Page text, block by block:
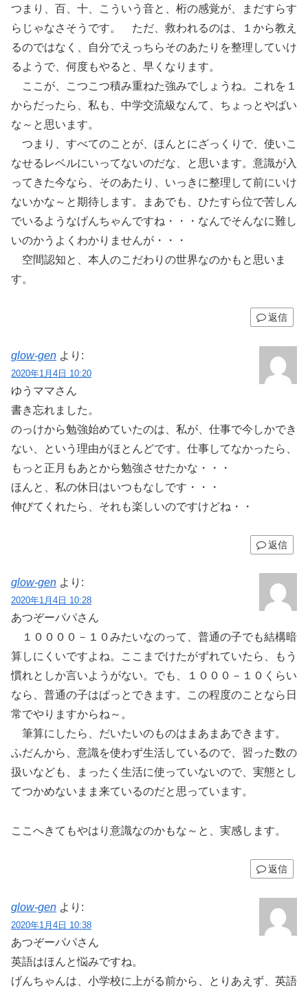
つまり、百、十、こういう音と、桁の感覚が、まだすらす
らじゃなさそうです。 ただ、救われるのは、１から教え
るのではなく、自分でえっちらそのあたりを整理していけ
るようで、何度もやると、早くなります。
ここが、こつこつ積み重ねた強みでしょうね。これを１
からだったら、私も、中学交流級なんて、ちょっとやばい
な～と思います。
つまり、すべてのことが、ほんとにざっくりで、使いこ
なせるレベルにいってないのだな、と思います。意識が入
ってきた今なら、そのあたり、いっきに整理して前にいけ
ないかな～と期待します。まあでも、ひたすら位で苦しん
でいるようなげんちゃんですね・・・なんでそんなに難し
いのかうよくわかりませんが・・・
空間認知と、本人のこだわりの世界なのかもと思いま
す。
返信
glow-gen より:
2020年1月4日 10:20
ゆうママさん
書き忘れました。
のっけから勉強始めていたのは、私が、仕事で今しかでき
ない、という理由がほとんどです。仕事してなかったら、
もっと正月もあとから勉強させたかな・・・
ほんと、私の休日はいつもなしです・・・
伸びてくれたら、それも楽しいのですけどね・・
返信
glow-gen より:
2020年1月4日 10:28
あつぞーパパさん
１００００－１０みたいなのって、普通の子でも結構暗
算しにくいですよね。ここまでけたがずれていたら、もう
慣れとしか言いようがない。でも、１０００－１０くらい
なら、普通の子はぱっとできます。この程度のことなら日
常でやりますからね～。
筆算にしたら、だいたいのものはまあまあできます。
ふだんから、意識を使わず生活しているので、習った数の
扱いなども、まったく生活に使っていないので、実態とし
てつかめないまま来ているのだと思っています。
ここへきてもやはり意識なのかもな～と、実感します。
返信
glow-gen より:
2020年1月4日 10:38
あつぞーパパさん
英語はほんと悩みですね。
げんちゃんは、小学校に上がる前から、とりあえず、英語